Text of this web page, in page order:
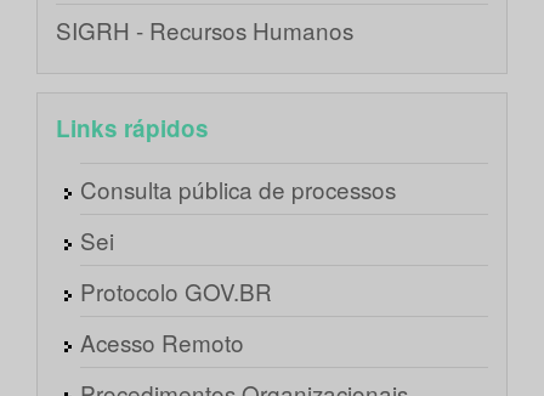
SIGRH - Recursos Humanos
Links rápidos
Consulta pública de processos
Sei
Protocolo GOV.BR
Acesso Remoto